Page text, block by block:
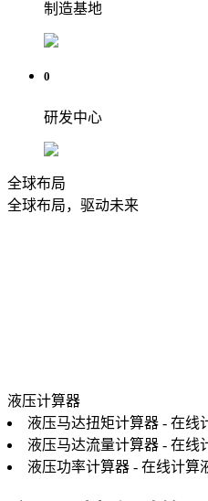
制造基地
0
研发中心
全球布局
全球布局，驱动未来
液压计算器
液压马达扭矩计算器 - 在线
液压马达流量计算器 - 在线
液压功率计算器 - 在线计算